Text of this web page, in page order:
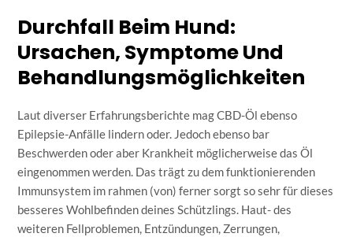
Durchfall Beim Hund:
Ursachen, Symptome Und
Behandlungsmöglichkeiten
Laut diverser Erfahrungsberichte mag CBD-Öl ebenso
Epilepsie-Anfälle lindern oder. Jedoch ebenso bar
Beschwerden oder aber Krankheit möglicherweise das Öl
eingenommen werden. Das trägt zu dem funktionierenden
Immunsystem im rahmen (von) ferner sorgt so sehr für dieses
besseres Wohlbefinden deines Schützlings. Haut- des
weiteren Fellproblemen, Entzündungen, Zerrungen,